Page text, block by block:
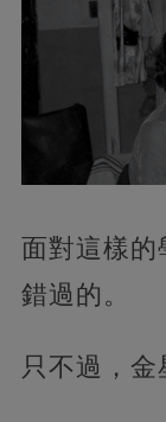
面對這樣的
錯過的。
只不過，金